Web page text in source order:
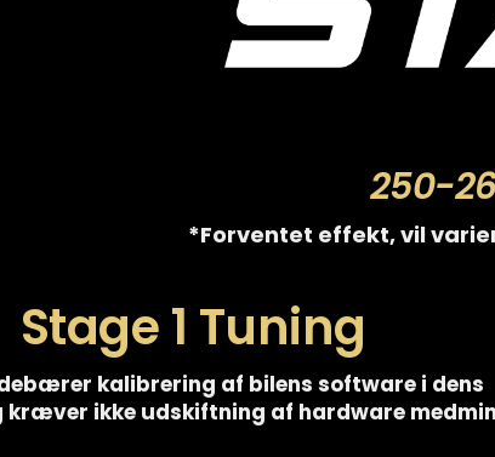
250-
*Forventet effekt, vil
Stage 1 Tuning
kalibrering af bilens software i dens
ikke udskiftning af hardware